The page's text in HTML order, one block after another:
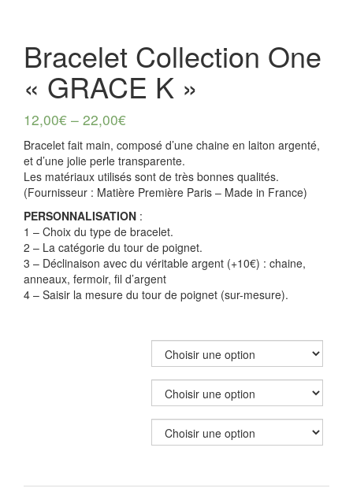
Bracelet Collection One
« GRACE K »
12,00€ – 22,00€
Bracelet fait main, composé d’une chaine en laiton argenté,
et d’une jolie perle transparente.
Les matériaux utilisés sont de très bonnes qualités.
(Fournisseur : Matière Première Paris – Made in France)
PERSONNALISATION :
1 – Choix du type de bracelet.
2 – La catégorie du tour de poignet.
3 – Déclinaison avec du véritable argent (+10€) : chaine,
anneaux, fermoir, fil d’argent
4 – Saisir la mesure du tour de poignet (sur-mesure).